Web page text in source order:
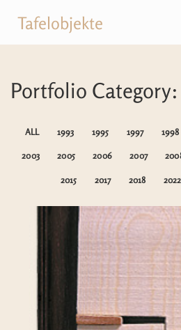
Tafelobjekte
Portfolio Category:
ALL 1993 1995 1997 1998
2003 2005 2006 2007
2015 2017 2018 2022